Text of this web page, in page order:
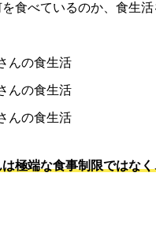
食べているのか、食生活
んの食生活
んの食生活
んの食生活
極端な食事制限ではな